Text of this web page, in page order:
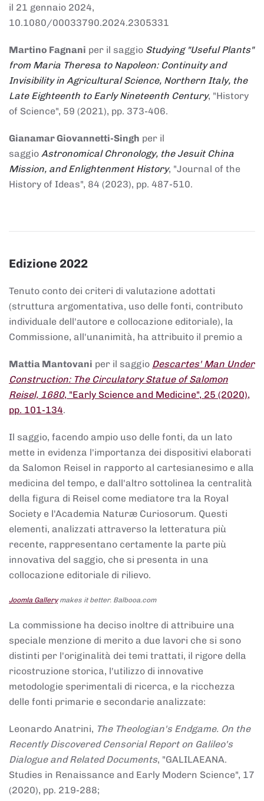
il 21 gennaio 2024,
10.1080/00033790.2024.2305331
Martino Fagnani per il saggio Studying "Useful Plants"
from Maria Theresa to Napoleon: Continuity and
Invisibility in Agricultural Science, Northern Italy, the
Late Eighteenth to Early Nineteenth Century, "History
of Science", 59 (2021), pp. 373-406.
Gianamar Giovannetti-Singh per il
saggio Astronomical Chronology, the Jesuit China
Mission, and Enlightenment History, "Journal of the
History of Ideas", 84 (2023), pp. 487-510.
Edizione 2022
Tenuto conto dei criteri di valutazione adottati
(struttura argomentativa, uso delle fonti, contributo
individuale dell'autore e collocazione editoriale), la
Commissione, all'unanimità, ha attribuito il premio a
Mattia Mantovani per il saggio Descartes' Man Under
Construction: The Circulatory Statue of Salomon
Reisel, 1680, "Early Science and Medicine", 25 (2020),
pp. 101-134.
Il saggio, facendo ampio uso delle fonti, da un lato
mette in evidenza l'importanza dei dispositivi elaborati
da Salomon Reisel in rapporto al cartesianesimo e alla
medicina del tempo, e dall'altro sottolinea la centralità
della figura di Reisel come mediatore tra la Royal
Society e l'Academia Naturæ Curiosorum. Questi
elementi, analizzati attraverso la letteratura più
recente, rappresentano certamente la parte più
innovativa del saggio, che si presenta in una
collocazione editoriale di rilievo.
Joomla Gallerymakes it better. Balbooa.com
La commissione ha deciso inoltre di attribuire una
speciale menzione di merito a due lavori che si sono
distinti per l'originalità dei temi trattati, il rigore della
ricostruzione storica, l'utilizzo di innovative
metodologie sperimentali di ricerca, e la ricchezza
delle fonti primarie e secondarie analizzate:
Leonardo Anatrini, The Theologian's Endgame. On the
Recently Discovered Censorial Report on Galileo's
Dialogue and Related Documents, "GALILAEANA.
Studies in Renaissance and Early Modern Science", 17
(2020), pp. 219-288;